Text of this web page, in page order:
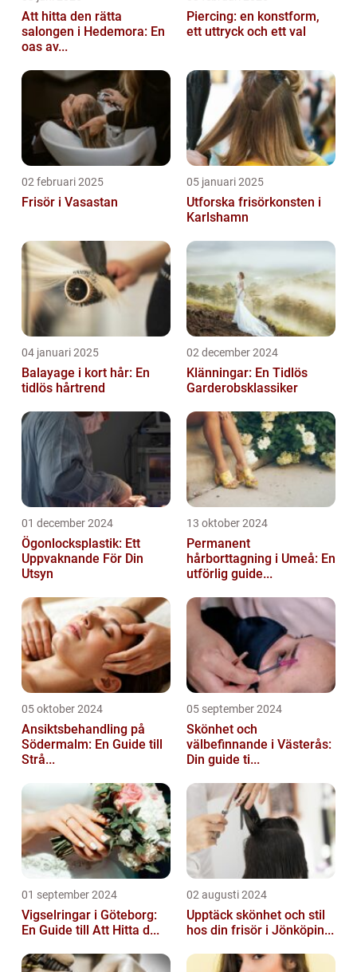
Att hitta den rätta
salongen i Hedemora: En
oas av...
Piercing: en konstform,
ett uttryck och ett val
02 februari 2025
Frisör i Vasastan
05 januari 2025
Utforska frisörkonsten i
Karlshamn
04 januari 2025
Balayage i kort hår: En
tidlös hårtrend
02 december 2024
Klänningar: En Tidlös
Garderobsklassiker
01 december 2024
Ögonlocksplastik: Ett
Uppvaknande För Din
Utsyn
13 oktober 2024
Permanent
hårborttagning i Umeå: En
utförlig guide...
05 oktober 2024
Ansiktsbehandling på
Södermalm: En Guide till
Strå...
05 september 2024
Skönhet och
välbefinnande i Västerås:
Din guide ti...
01 september 2024
Vigselringar i Göteborg:
En Guide till Att Hitta d...
02 augusti 2024
Upptäck skönhet och stil
hos din frisör i Jönköpin...